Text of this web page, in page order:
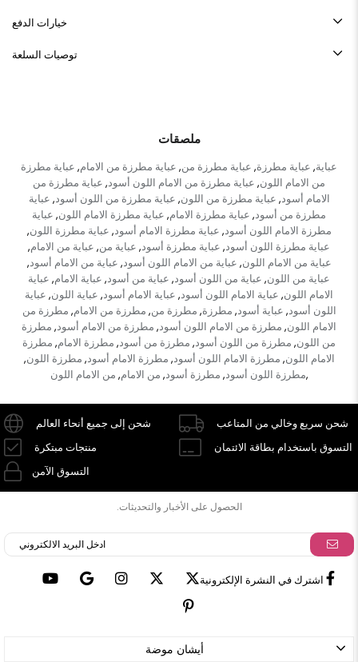
خيارات الدفع
توصيات السلعة
ملصقات
عباية, عباية مطرزة, عباية مطرزة من, عباية مطرزة من الامام, عباية مطرزة
من الامام اللون, عباية مطرزة من الامام اللون أسود, عباية مطرزة من
الامام أسود, عباية مطرزة من اللون, عباية مطرزة من اللون أسود, عباية
مطرزة من أسود, عباية مطرزة الامام, عباية مطرزة الامام اللون, عباية
مطرزة الامام اللون أسود, عباية مطرزة الامام أسود, عباية مطرزة اللون,
عباية مطرزة اللون أسود, عباية مطرزة أسود, عباية من, عباية من الامام,
عباية من الامام اللون, عباية من الامام اللون أسود, عباية من الامام أسود,
عباية من اللون, عباية من اللون أسود, عباية من أسود, عباية الامام, عباية
الامام اللون, عباية الامام اللون أسود, عباية الامام أسود, عباية اللون, عباية
اللون أسود, عباية أسود, مطرزة, مطرزة من, مطرزة من الامام, مطرزة من
الامام اللون, مطرزة من الامام اللون أسود, مطرزة من الامام أسود, مطرزة
من اللون, مطرزة من اللون أسود, مطرزة من أسود, مطرزة الامام, مطرزة
الامام اللون, مطرزة الامام اللون أسود, مطرزة الامام أسود, مطرزة اللون,
مطرزة اللون أسود, مطرزة أسود, من الامام, من الامام اللون ,
شحن إلى جميع أنحاء العالم
شحن سريع وخالي من المتاعب
منتجات مبتكرة
التسوق باستخدام بطاقة الائتمان
التسوق الآمن
الحصول على الأخبار والتحديثات.
اشترك في النشرة الإلكترونية
أيشان موضة